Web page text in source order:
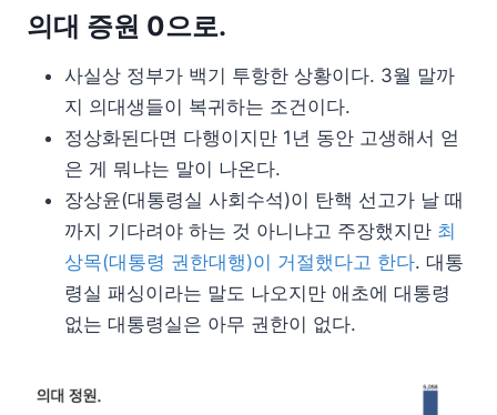
의대 증원 0으로.
사실상 정부가 백기 투항한 상황이다. 3월 말까
지 의대생들이 복귀하는 조건이다.
정상화된다면 다행이지만 1년 동안 고생해서 얻
은 게 뭐냐는 말이 나온다.
장상윤(대통령실 사회수석)이 탄핵 선고가 날 때
까지 기다려야 하는 것 아니냐고 주장했지만 최
상목(대통령 권한대행)이 거절했다고 한다. 대통
령실 패싱이라는 말도 나오지만 애초에 대통령
없는 대통령실은 아무 권한이 없다.